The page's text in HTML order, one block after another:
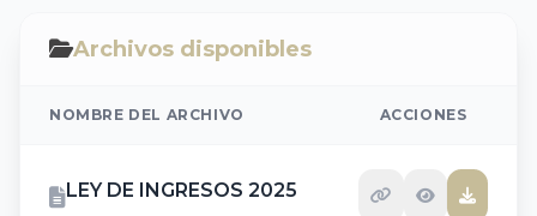
Archivos disponibles
NOMBRE DEL ARCHIVO ACCIONES
LEY DE INGRESOS 2025